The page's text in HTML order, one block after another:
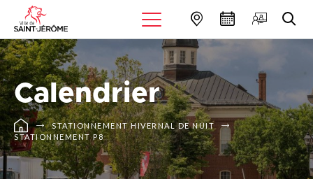
Calendrier
STATIONNEMENT HIVERNAL DE NUIT
STATIONNEMENT P8